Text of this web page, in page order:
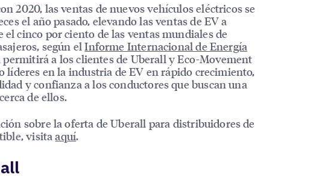
2020, las ventas de nuevos vehículos eléctricos se
el año pasado, elevando las ventas de EV a
cinco por ciento de las ventas mundiales de
según elInforme Internacional de Energía
permitirá a los clientes de Uberall y Eco-Movement
líderes en la industria de EV en rápido crecimiento,
y confianza a los conductores que buscan una
de ellos.
sobre la oferta de Uberall para distribuidores de
visitaaquí.